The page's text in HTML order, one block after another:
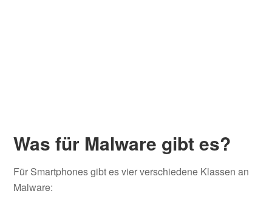
Was für Malware gibt es?
Für Smartphones gibt es vier verschiedene Klassen an
Malware: